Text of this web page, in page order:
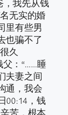
，我先从钱
无实的婚
里有些男
也骗不了
久
父：“……睡
夫妻之间
通，我会
00:14，钱
苦，根本